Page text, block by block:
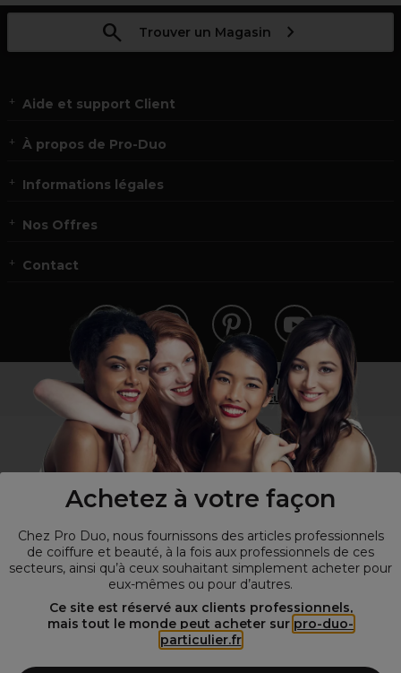
Achetez à votre façon
Chez Pro Duo, nous fournissons des articles professionnels
de coiffure et beauté, à la fois aux professionnels de ces
secteurs, ainsi qu’à ceux souhaitant simplement acheter pour
eux-mêmes ou pour d’autres.
Ce site est réservé aux clients professionnels,
mais tout le monde peut acheter sur pro-duo-
particulier.fr
Trouver un Magasin
Aide et support Client
À propos de Pro-Duo
Informations légales
Nos Offres
Contact
Vous n’êtes pas un professionnel ?
Visitez notre site pour les particuliers!
Spécialiste de la coiffure et de la beauté, nous vous proposons une
large sélection de produits professionnels pour la coiffure et